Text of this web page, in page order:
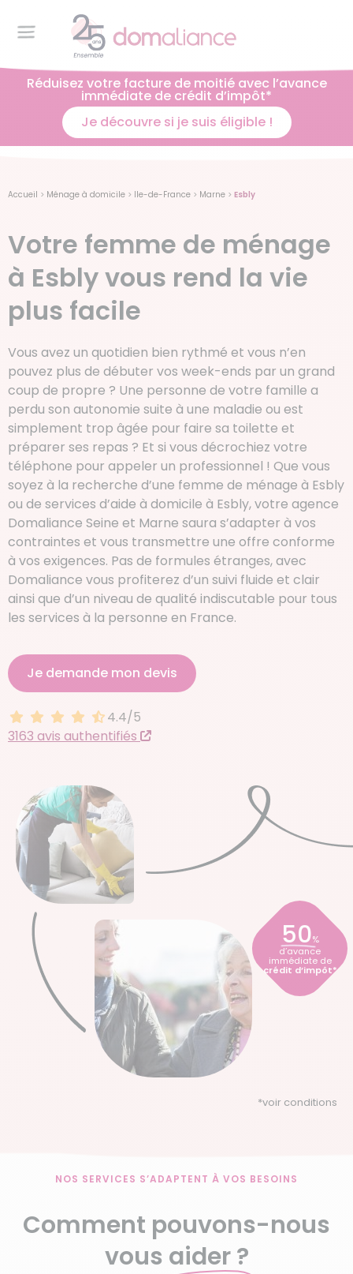
Réduisez votre facture de moitié avec l’avance
immédiate de crédit d’impôt*
Je découvre si je suis éligible !
Accueil > Ménage à domicile > Ile-de-France > Marne > Esbly
Votre femme de ménage
à Esbly vous rend la vie
plus facile
Vous avez un quotidien bien rythmé et vous n’en
pouvez plus de débuter vos week-ends par un grand
coup de propre ? Une personne de votre famille a
perdu son autonomie suite à une maladie ou est
simplement trop âgée pour faire sa toilette et
préparer ses repas ? Et si vous décrochiez votre
téléphone pour appeler un professionnel ! Que vous
soyez à la recherche d’une femme de ménage à Esbly
ou de services d’aide à domicile à Esbly, votre agence
Domaliance Seine et Marne saura s’adapter à vos
contraintes et vous transmettre une offre conforme
à vos exigences. Pas de formules étranges, avec
Domaliance vous profiterez d’un suivi fluide et clair
ainsi que d’un niveau de qualité indiscutable pour tous
les services à la personne en France.
Je demande mon devis
4.4 sur 5
4.4/5
3163 avis authentifiés
50%
d’avance
immédiate de
crédit d’impôt*
*voir conditions
NOS SERVICES S’ADAPTENT À VOS BESOINS
Comment pouvons-nous
vous aider ?